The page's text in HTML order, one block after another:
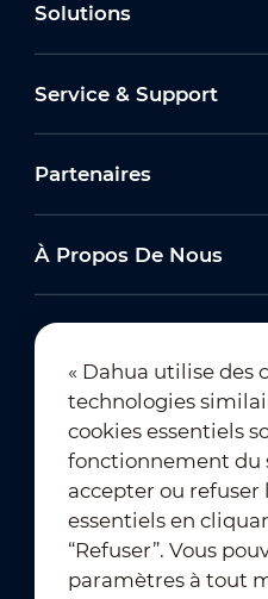
Solutions
Service & Support
Partenaires
À Propos De Nous
« Dahua utilise des
technologies
cookies essentiels
fonctionnement du
accepter ou refuser
essentiels en
“Refuser”. Vous
paramètres à tout